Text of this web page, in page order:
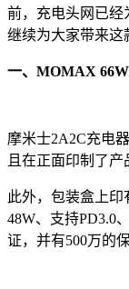
前，充电头网已经
继续为大家带来这
一、MOMAX
摩米士2A2C充电
且在正面印制了产
此外，包装盒上印
48W、支持PD3.0
证，并有500万的保